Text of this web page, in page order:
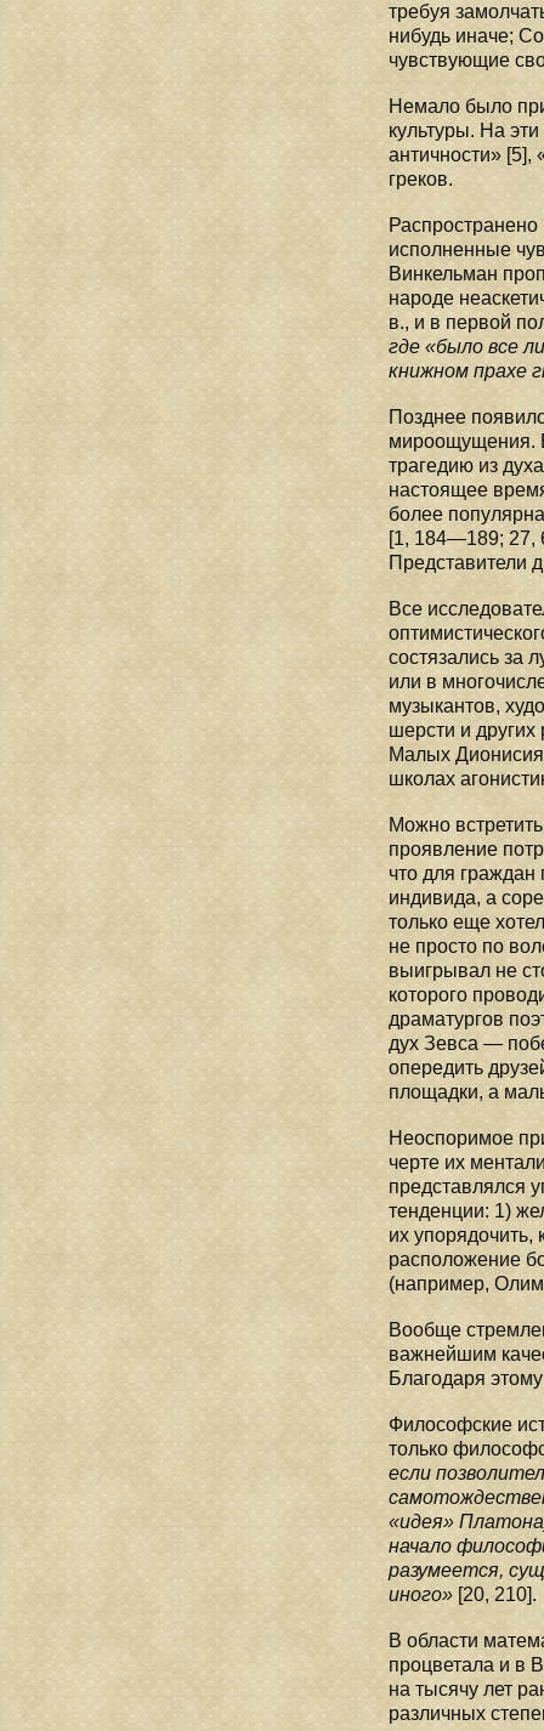
требуя
нибудь иначе;
чувствующие
Немало было
культуры. На
античности»
греков.
исполненные
Винкельман
народе
в., и в первой
где «было все
книжном прахе
Позднее
мироощущения.
трагедию из
настоящее
более
[1, 184—189; 27,
Представители
Все
состязались за
или в
музыкантов,
шерсти и
Малых
школах
Можно
проявление
что для
индивида, а
только еще
не просто по
выигрывал не
которого
драматургов
дух Зевса —
опередить
площадки, а
Неоспоримое
черте их
представлялся
тенденции: 1)
их упорядочить,
расположение
(например,
Вообще
важнейшим
Благодаря
Философские
только
если
«идея»
начало
разумеется,
иного» [20, 210].
В области
процветала и в
на тысячу лет
различных